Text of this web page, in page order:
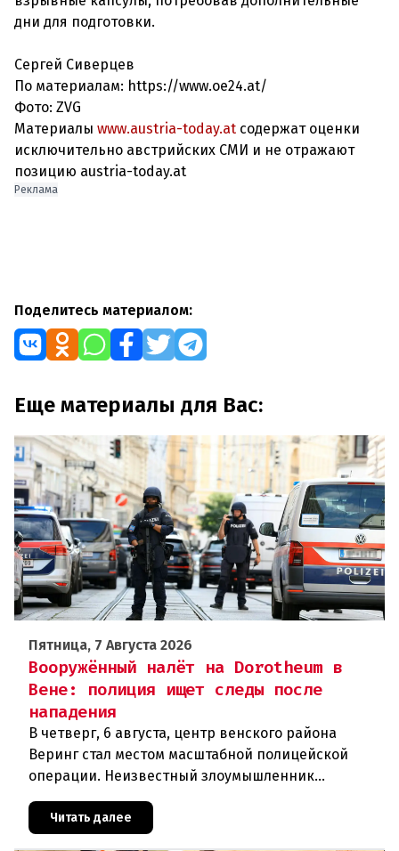
дни для подготовки.
Сергей Сиверцев
По материалам: https://www.oe24.at/
Фото: ZVG
Материалы www.austria-today.at содержат оценки
исключительно австрийских СМИ и не отражают
позицию austria-today.at
Реклама
Поделитесь материалом:
Еще материалы для Вас:
Пятница, 7 Августа 2026
Вооружённый налёт на Dorotheum в
Вене: полиция ищет следы после
нападения
В четверг, 6 августа, центр венского района
Веринг стал местом масштабной полицейской
операции. Неизвестный злоумышленник
совершил вооружённое нападение на филиал
знаменитого аукционного дома Dorotheu
Читать далее